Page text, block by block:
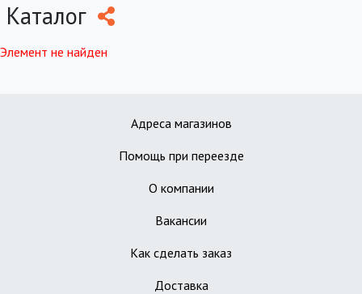
Каталог
Элемент не найден
Адреса магазинов
Помощь при переезде
О компании
Вакансии
Как сделать заказ
Доставка